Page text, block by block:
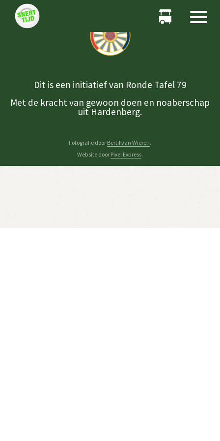
Dit is een initiatief van Ronde Tafel 79
Met de kracht van gewoon doen en noaberschap
uit Hardenberg.
Fotografie door Bertil van Wieren.
Website door Pixel Express.